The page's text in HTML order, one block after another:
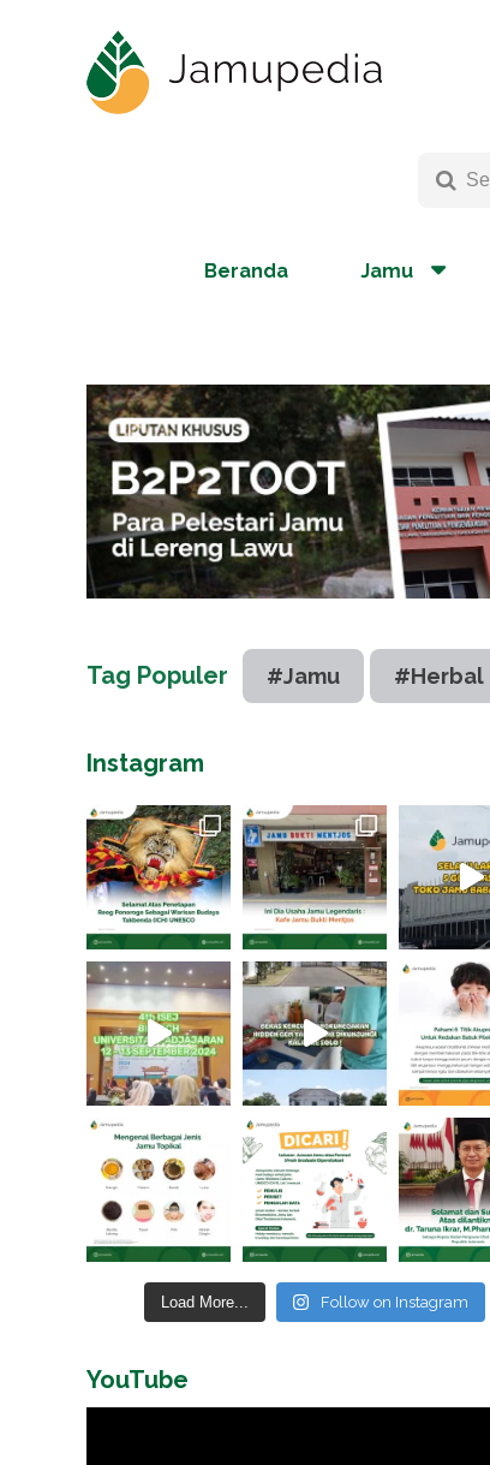
Beranda Jamu
Tag Populer #Jamu #Herbal
Instagram
Load More... Follow on Instagram
YouTube